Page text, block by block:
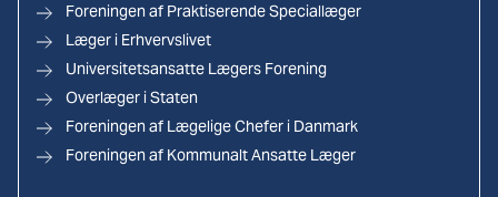
Foreningen af Praktiserende Speciallæger
Læger i Erhvervslivet
Universitetsansatte Lægers Forening
Overlæger i Staten
Foreningen af Lægelige Chefer i Danmark
Foreningen af Kommunalt Ansatte Læger